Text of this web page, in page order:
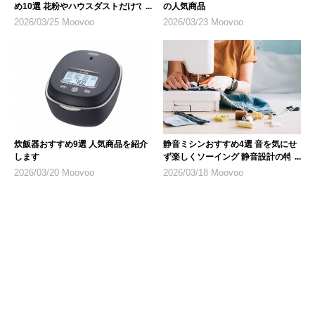
め10選 花粉やハウスダストだけで
なく乾燥対策にも
2026/03/25 Moovoo
の人気商品
2026/03/23 Moovoo
炊飯器おすすめ9選 人気商品を紹介
します
2026/03/20 Moovoo
静音ミシンおすすめ4選 音を気にせ
ず楽しくソーイング 静音設計の特徴
も紹介
2026/03/18 Moovoo